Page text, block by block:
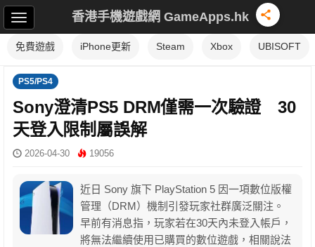
香港手機遊戲網 GameApps.hk
免費遊戲 iPhone更新 Steam Xbox UBISOFT
PS5/PS4
Sony澄清PS5 DRM僅需一次驗證 30
天登入限制屬誤解
2026-04-30 19056
近日 Sony 旗下 PlayStation 5 因一項數位版權
管理（DRM）機制引發玩家社群廣泛關注。
早前有消息指，玩家若在30天內未登入帳戶，
將無法繼續使用已購買的數位遊戲，相關說法